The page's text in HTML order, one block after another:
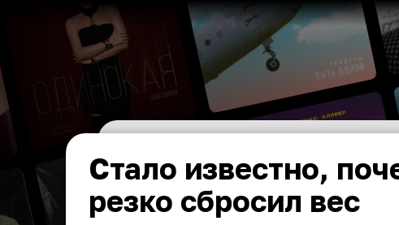
Стало известно,
резко сбросил вес